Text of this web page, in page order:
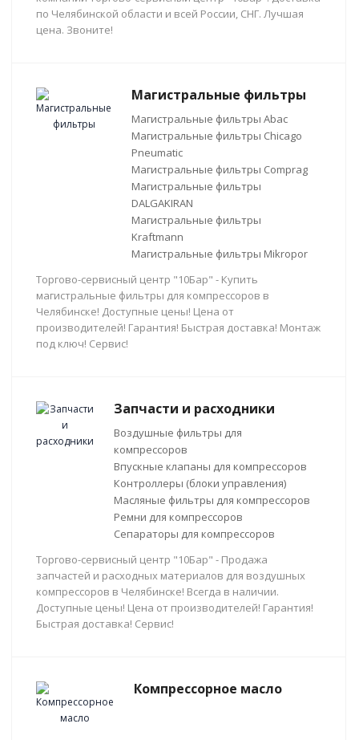
по Челябинской области и всей России, СНГ. Лучшая
цена. Звоните!
Магистральные фильтры
Магистральные фильтры Abac
Магистральные фильтры Chicago
Pneumatic
Магистральные фильтры Comprag
Магистральные фильтры
DALGAKIRAN
Магистральные фильтры
Kraftmann
Магистральные фильтры Mikropor
Торгово-сервисный центр "10Бар" - Купить
магистральные фильтры для компрессоров в
Челябинске! Доступные цены! Цена от
производителей! Гарантия! Быстрая доставка! Монтаж
под ключ! Сервис!
Запчасти и расходники
Воздушные фильтры для
компрессоров
Впускные клапаны для компрессоров
Контроллеры (блоки управления)
Масляные фильтры для компрессоров
Ремни для компрессоров
Сепараторы для компрессоров
Торгово-сервисный центр "10Бар" - Продажа
запчастей и расходных материалов для воздушных
компрессоров в Челябинске! Всегда в наличии.
Доступные цены! Цена от производителей! Гарантия!
Быстрая доставка! Сервис!
Компрессорное масло